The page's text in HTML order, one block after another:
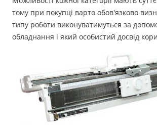
тому при покупці варто обов'язково
типу роботи виконуватимуться за
обладнання і який особистий досвід